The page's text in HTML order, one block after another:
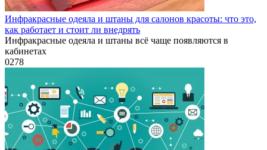
Инфракрасные одеяла и штаны для салонов красоты: что это,
как работает и стоит ли внедрять
Инфракрасные одеяла и штаны всё чаще появляются в
кабинетах
0278